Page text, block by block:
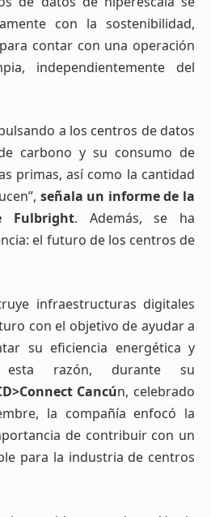
con la sostenibilidad,
contar con una operación
independientemente del
a los centros de datos
carbono y su consumo de
primas, así como la cantidad
señala un informe de la
Fulbright. Además, se ha
el futuro de los centros de
infraestructuras digitales
con el objetivo de ayudar a
su eficiencia energética y
esta razón, durante su
Cancún, celebrado
la compañía enfocó la
de contribuir con un
para la industria de centros